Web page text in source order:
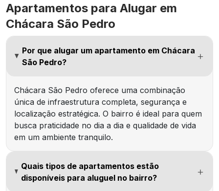
Apartamentos para Alugar em
Chácara São Pedro
Por que alugar um apartamento em Chácara
São Pedro?
Chácara São Pedro oferece uma combinação
única de infraestrutura completa, segurança e
localização estratégica. O bairro é ideal para quem
busca praticidade no dia a dia e qualidade de vida
em um ambiente tranquilo.
Quais tipos de apartamentos estão
disponíveis para aluguel no bairro?